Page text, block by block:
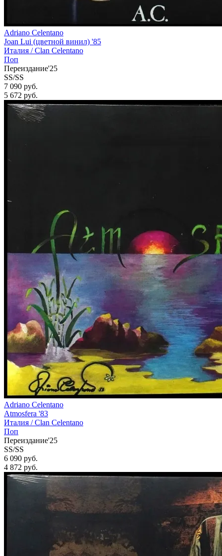
Adriano Celentano
Joan Lui (цветной винил) '85
Италия /Clan Celentano
Поп
Переиздание'25
SS/SS
7 090 руб.
5 672 руб.
Adriano Celentano
Atmosfera '83
Италия /Clan Celentano
Поп
Переиздание'25
SS/SS
6 090 руб.
4 872 руб.